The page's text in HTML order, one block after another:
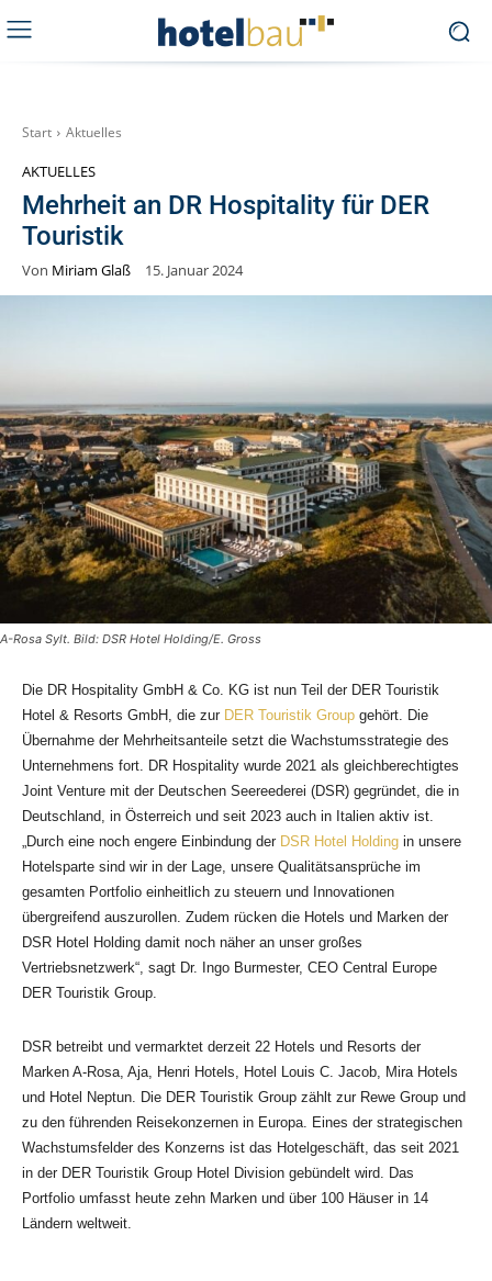
Start Aktuelles
AKTUELLES
Mehrheit an DR Hospitality für DER
Touristik
Von Miriam Glaß 15. Januar 2024
A-Rosa Sylt. Bild: DSR Hotel Holding/E. Gross
Die DR Hospitality GmbH & Co. KG ist nun Teil der DER Touristik
Hotel & Resorts GmbH, die zur DER Touristik Group gehört. Die
Übernahme der Mehrheitsanteile setzt die Wachstumsstrategie des
Unternehmens fort. DR Hospitality wurde 2021 als gleichberechtigtes
Joint Venture mit der Deutschen Seereederei (DSR) gegründet, die in
Deutschland, in Österreich und seit 2023 auch in Italien aktiv ist.
„Durch eine noch engere Einbindung der DSR Hotel Holding in unsere
Hotelsparte sind wir in der Lage, unsere Qualitätsansprüche im
gesamten Portfolio einheitlich zu steuern und Innovationen
übergreifend auszurollen. Zudem rücken die Hotels und Marken der
DSR Hotel Holding damit noch näher an unser großes
Vertriebsnetzwerk“, sagt Dr. Ingo Burmester, CEO Central Europe
DER Touristik Group.
DSR betreibt und vermarktet derzeit 22 Hotels und Resorts der
Marken A-Rosa, Aja, Henri Hotels, Hotel Louis C. Jacob, Mira Hotels
und Hotel Neptun. Die DER Touristik Group zählt zur Rewe Group und
zu den führenden Reisekonzernen in Europa. Eines der strategischen
Wachstumsfelder des Konzerns ist das Hotelgeschäft, das seit 2021
in der DER Touristik Group Hotel Division gebündelt wird. Das
Portfolio umfasst heute zehn Marken und über 100 Häuser in 14
Ländern weltweit.